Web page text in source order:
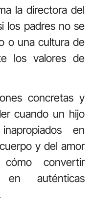
la directora del
los padres no se
o una cultura de
los valores de
concretas y
cuando un hijo
en
y del amor
convertir
en auténticas